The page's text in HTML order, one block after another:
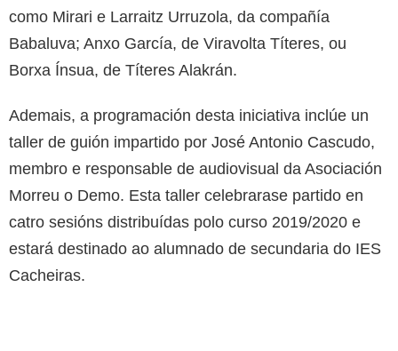
como Mirari e Larraitz Urruzola, da compañía
Babaluva; Anxo García, de Viravolta Títeres, ou
Borxa Ínsua, de Títeres Alakrán.
Ademais, a programación desta iniciativa inclúe un
taller de guión impartido por José Antonio Cascudo,
membro e responsable de audiovisual da Asociación
Morreu o Demo. Esta taller celebrarase partido en
catro sesións distribuídas polo curso 2019/2020 e
estará destinado ao alumnado de secundaria do IES
Cacheiras.